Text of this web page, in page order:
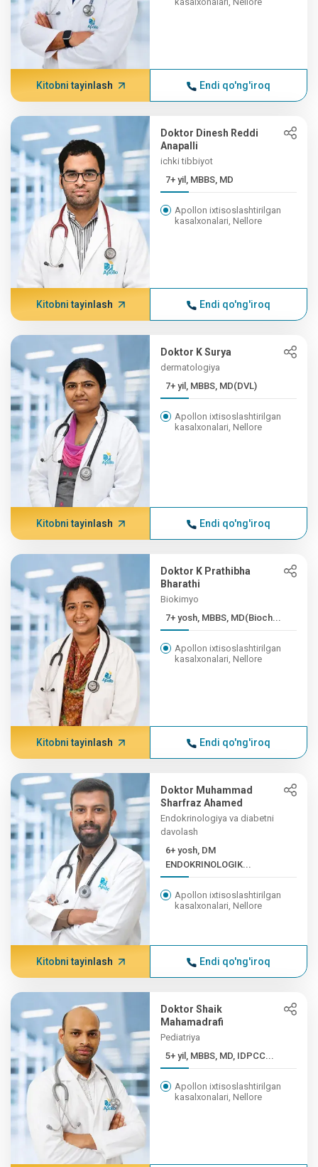
Kitobni tayinlash Endi qo'ng'iroq
Doktor Dinesh Reddi
Anapalli
ichki tibbiyot
7+ yil, MBBS, MD
Apollon ixtisoslashtirilgan
kasalxonalari, Nellore
Kitobni tayinlash Endi qo'ng'iroq
Doktor K Surya
dermatologiya
7+ yil, MBBS, MD(DVL)
Apollon ixtisoslashtirilgan
kasalxonalari, Nellore
Kitobni tayinlash Endi qo'ng'iroq
Doktor K Prathibha
Bharathi
Biokimyo
7+ yosh, MBBS, MD(Bioch...
Apollon ixtisoslashtirilgan
kasalxonalari, Nellore
Kitobni tayinlash Endi qo'ng'iroq
Doktor Muhammad
Sharfraz Ahamed
Endokrinologiya va diabetni
davolash
6+ yosh, DM
ENDOKRINOLOGIK...
Apollon ixtisoslashtirilgan
kasalxonalari, Nellore
Kitobni tayinlash Endi qo'ng'iroq
Doktor Shaik
Mahamadrafi
Pediatriya
5+ yil, MBBS, MD, IDPCC...
Apollon ixtisoslashtirilgan
kasalxonalari, Nellore